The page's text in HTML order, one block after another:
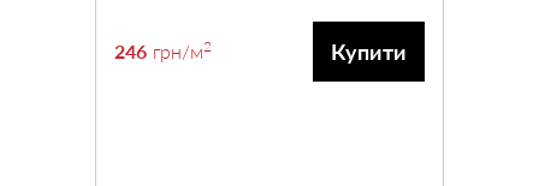
246 грн/м2 Купити